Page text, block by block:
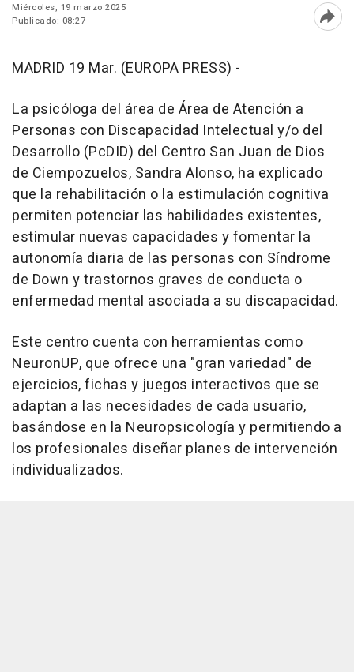
Miércoles, 19 marzo 2025
Publicado: 08:27
MADRID 19 Mar. (EUROPA PRESS) -
La psicóloga del área de Área de Atención a
Personas con Discapacidad Intelectual y/o del
Desarrollo (PcDID) del Centro San Juan de Dios
de Ciempozuelos, Sandra Alonso, ha explicado
que la rehabilitación o la estimulación cognitiva
permiten potenciar las habilidades existentes,
estimular nuevas capacidades y fomentar la
autonomía diaria de las personas con Síndrome
de Down y trastornos graves de conducta o
enfermedad mental asociada a su discapacidad.
Este centro cuenta con herramientas como
NeuronUP, que ofrece una "gran variedad" de
ejercicios, fichas y juegos interactivos que se
adaptan a las necesidades de cada usuario,
basándose en la Neuropsicología y permitiendo a
los profesionales diseñar planes de intervención
individualizados.